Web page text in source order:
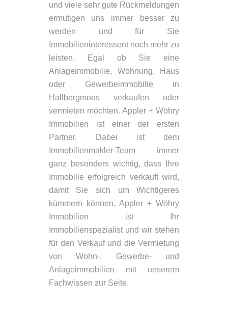
und viele sehr gute Rückmeldungen
ermutigen uns immer besser zu
werden und für Sie
Immobilieninteressent noch mehr zu
leisten. Egal ob Sie eine
Anlageimmobilie, Wohnung, Haus
oder Gewerbeimmobilie in
Hallbergmoos verkaufen oder
vermieten möchten. Appler + Wöhry
Immobilien ist einer der ersten
Partner. Dabei ist dem
Immobilienmakler-Team immer
ganz besonders wichtig, dass Ihre
Immobilie erfolgreich verkauft wird,
damit Sie sich um Wichtigeres
kümmern können. Appler + Wöhry
Immobilien ist Ihr
Immobilienspezialist und wir stehen
für den Verkauf und die Vermietung
von Wohn-, Gewerbe- und
Anlageimmobilien mit unserem
Fachwissen zur Seite.